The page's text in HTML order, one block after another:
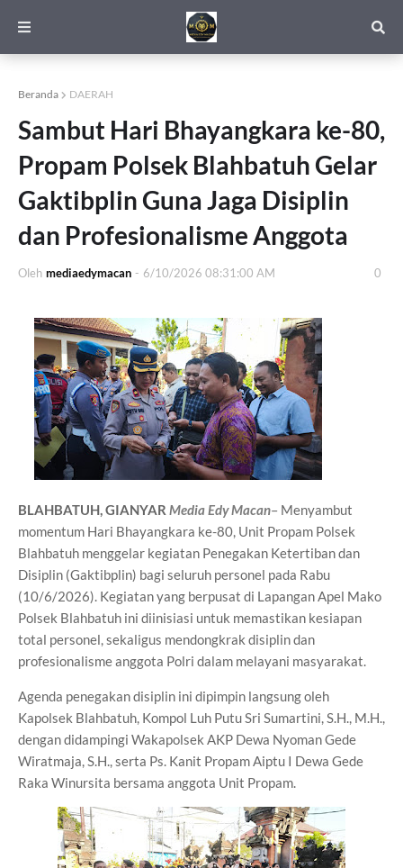
Beranda DAERAH
Sambut Hari Bhayangkara ke-80,
Propam Polsek Blahbatuh Gelar
Gaktibplin Guna Jaga Disiplin
dan Profesionalisme Anggota
Oleh mediaedymacan - 6/10/2026 08:31:00 AM 0
BLAHBATUH, GIANYAR Media Edy Macan– Menyambut
momentum Hari Bhayangkara ke-80, Unit Propam Polsek
Blahbatuh menggelar kegiatan Penegakan Ketertiban dan
Disiplin (Gaktibplin) bagi seluruh personel pada Rabu
(10/6/2026). Kegiatan yang berpusat di Lapangan Apel Mako
Polsek Blahbatuh ini diinisiasi untuk memastikan kesiapan
total personel, sekaligus mendongkrak disiplin dan
profesionalisme anggota Polri dalam melayani masyarakat.
Agenda penegakan disiplin ini dipimpin langsung oleh
Kapolsek Blahbatuh, Kompol Luh Putu Sri Sumartini, S.H., M.H.,
dengan didampingi Wakapolsek AKP Dewa Nyoman Gede
Wiratmaja, S.H., serta Ps. Kanit Propam Aiptu I Dewa Gede
Raka Winursita bersama anggota Unit Propam.